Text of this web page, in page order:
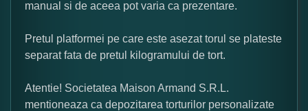
manual si de aceea pot varia ca prezentare.
Pretul platformei pe care este asezat torul se plateste
separat fata de pretul kilogramului de tort.
Atentie! Societatea Maison Armand S.R.L.
mentioneaza ca depozitarea torturilor personalizate